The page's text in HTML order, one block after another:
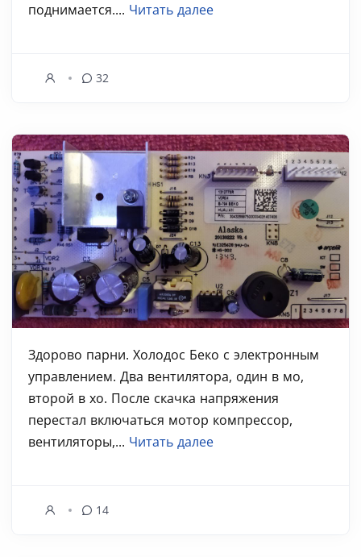
поднимается.... Читать далее
32
Здорово парни. Холодос Беко с электронным
управлением. Два вентилятора, один в мо,
второй в хо. После скачка напряжения
перестал включаться мотор компрессор,
вентиляторы,... Читать далее
14